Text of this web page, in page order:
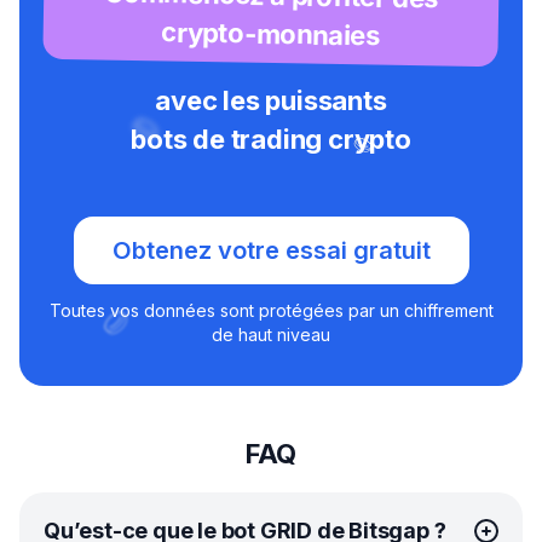
crypto-monnaies
avec les puissants
bots de trading crypto
Obtenez votre essai gratuit
Toutes vos données sont protégées par un chiffrement
de haut niveau
FAQ
Qu’est-ce que le bot GRID de Bitsgap ?